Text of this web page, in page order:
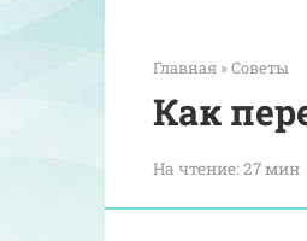
Главная »Советы
Как
На чтение:27 мин